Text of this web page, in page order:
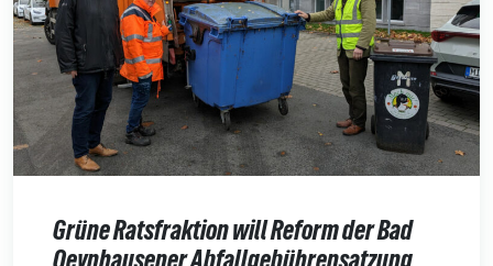
Grüne Ratsfraktion will Reform der Bad